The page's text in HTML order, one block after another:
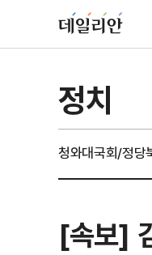
정치
청와대국회/정당
[속보]